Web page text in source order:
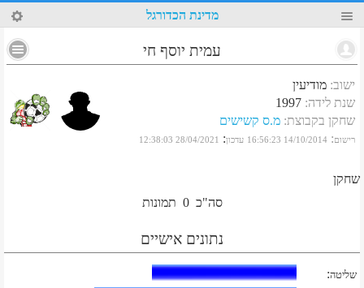
73 מדינת הכדורגל
עמית יוסף חי
ישוב: מודיעין
שנת לידה:
1997
שחקן בקבוצת: מ.ס קשישים
רישום:
14/10/2014 16:56:23 עדכון:
28/04/2021 12:38:03
שחקן
סה"כ 0 תמונות
נתונים אישיים
שליטה: